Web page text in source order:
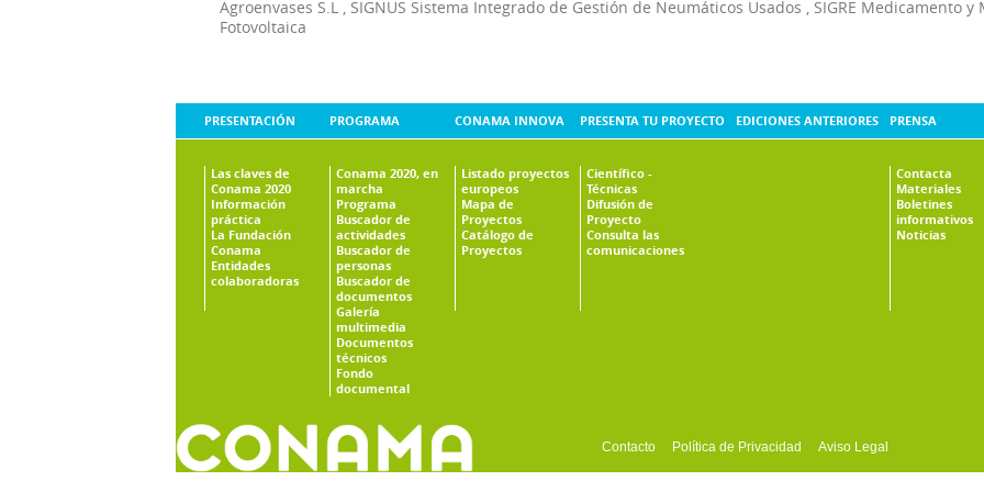
Agroenvases S.L
SIGNUS Sistema Integrado de Gestión de Neumáticos Usados SIGRE Medicamento
Fotovoltaica
PRESENTACIÓN
Las claves de
Conama 2020
Información
práctica
La Fundación
Conama
Entidades
colaboradoras
PROGRAMA
Conama 2020, en
marcha
Programa
Buscador de
actividades
Buscador de
personas
Buscador de
documentos
Galería
multimedia
Documentos
técnicos
Fondo
documental
CONAMA INNOVA
Listado proyectos
europeos
Mapa de
Proyectos
Catálogo de
Proyectos
PRESENTA TU PROYECTO
Científico -
Técnicas
Difusión de
Proyecto
Consulta las
comunicaciones
EDICIONES ANTERIORES PRENSA
Contacta
Materiales
Boletines
informativos
Noticias
Contacto Política de Privacidad Aviso Legal